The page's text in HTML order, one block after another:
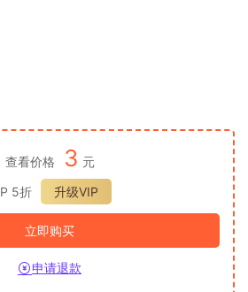
查看价格 3 元
5折
升级VIP
立即购买
申请退款